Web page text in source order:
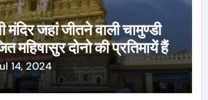
मंदिर जहां जीतने वाली चामुण्डी
महिषासुर दोनो की प्रतिमायें हैं
14, 2024